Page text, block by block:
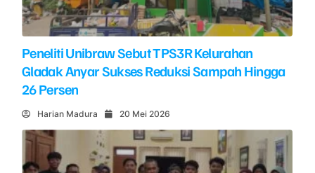
Peneliti Unibraw Sebut TPS3R Kelurahan
Gladak Anyar Sukses Reduksi Sampah Hingga
26 Persen
Harian Madura 20 Mei 2026